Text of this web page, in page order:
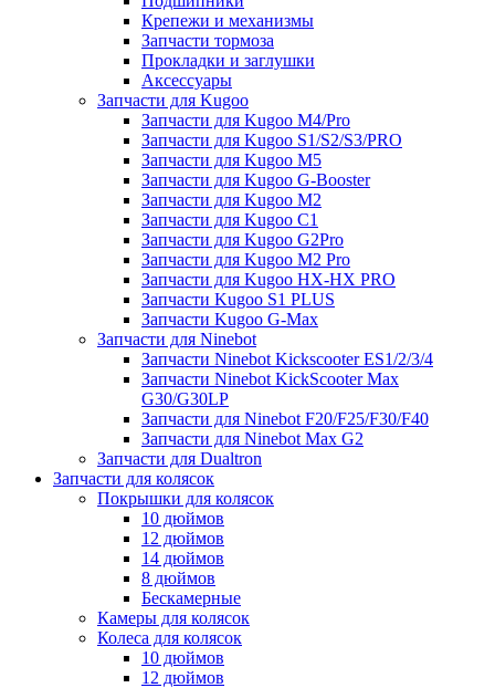
Крепежи и механизмы
Запчасти тормоза
Прокладки и заглушки
Аксессуары
Запчасти для Kugoo
Запчасти для Kugoo M4/Pro
Запчасти для Kugoo S1/S2/S3/PRO
Запчасти для Kugoo M5
Запчасти для Kugoo G-Booster
Запчасти для Kugoo M2
Запчасти для Kugoo C1
Запчасти для Kugoo G2Pro
Запчасти для Kugoo M2 Pro
Запчасти для Kugoo HX-HX PRO
Запчасти Kugoo S1 PLUS
Запчасти Kugoo G-Max
Запчасти для Ninebot
Запчасти Ninebot Kickscooter ES1/2/3/4
Запчасти Ninebot KickScooter Max
G30/G30LP
Запчасти для Ninebot F20/F25/F30/F40
Запчасти для Ninebot Max G2
Запчасти для Dualtron
Запчасти для колясок
Покрышки для колясок
10 дюймов
12 дюймов
14 дюймов
8 дюймов
Бескамерные
Камеры для колясок
Колеса для колясок
10 дюймов
12 дюймов